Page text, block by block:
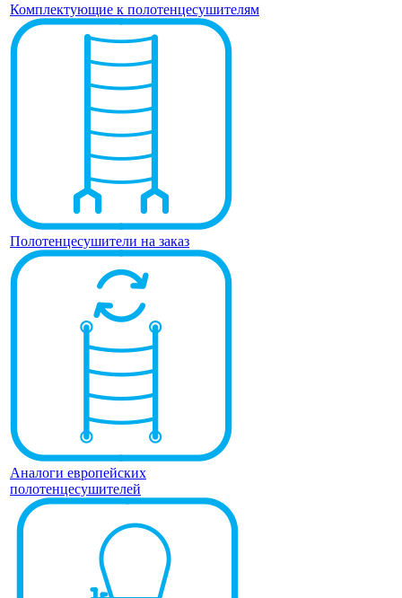
Комплектующие к полотенцесушителям
Полотенцесушители на заказ
Аналоги европейских
полотенцесушителей